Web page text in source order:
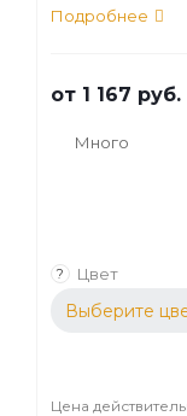
помостках
Подробнее
от 1 167 руб.
Много
? Цвет
Выберите
Цена